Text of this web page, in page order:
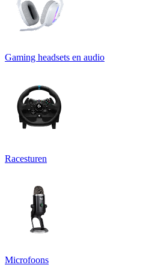
Gaming headsets en audio
Racesturen
Microfoons